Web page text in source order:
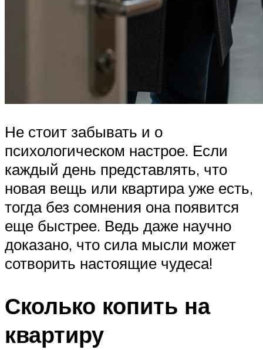
Не стоит забывать и о
психологическом настрое. Если
каждый день представлять, что
новая вещь или квартира уже есть,
тогда без сомнения она появится
еще быстрее. Ведь даже научно
доказано, что сила мысли может
сотворить настоящие чудеса!
Сколько копить на
квартиру